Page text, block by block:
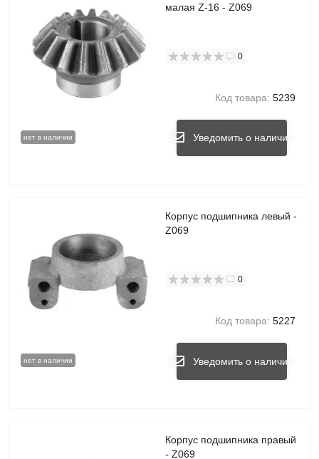
нет в наличии
малая Z-16 - Z069
0
Код товара: 5239
Уведомить о наличии
нет в наличии
Корпус подшипника левый -
Z069
0
Код товара: 5227
Уведомить о наличии
Корпус подшипника правый
- Z069